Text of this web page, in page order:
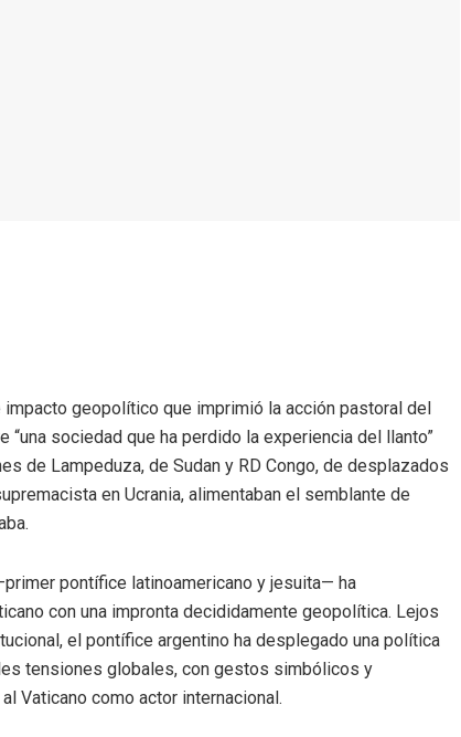
geopolítico que imprimió la acción pastoral del
sociedad que ha perdido la experiencia del llanto”
de Lampeduza, de Sudan y RD Congo, de desplazados
en Ucrania, alimentaban el semblante de
pontífice latinoamericano y jesuita— ha
con una impronta decididamente geopolítica. Lejos
el pontífice argentino ha desplegado una política
tensiones globales, con gestos simbólicos y
Vaticano como actor internacional.